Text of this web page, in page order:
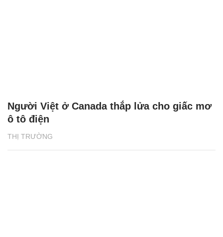
THỊ TRƯỜNG
Người Việt ở Canada thắp lửa cho giấc mơ
ô tô điện